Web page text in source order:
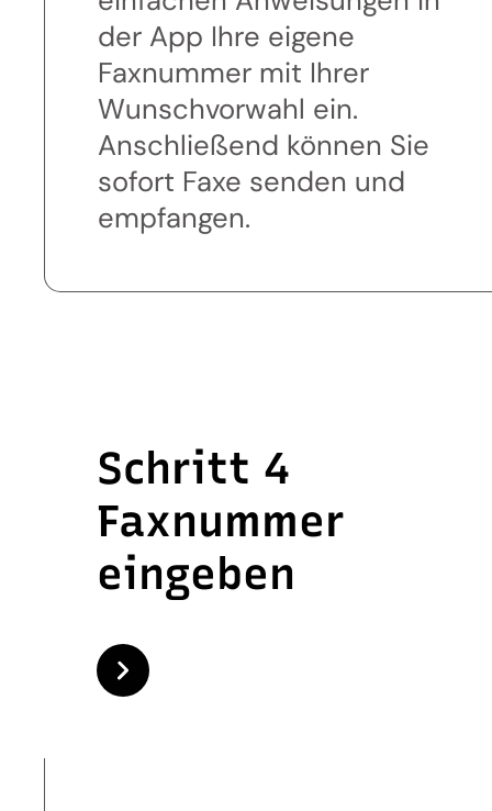
der App Ihre eigene
Faxnummer mit Ihrer
Wunschvorwahl ein.
Anschließend können Sie
sofort Faxe senden und
empfangen.
Schritt 4
Faxnummer
eingeben